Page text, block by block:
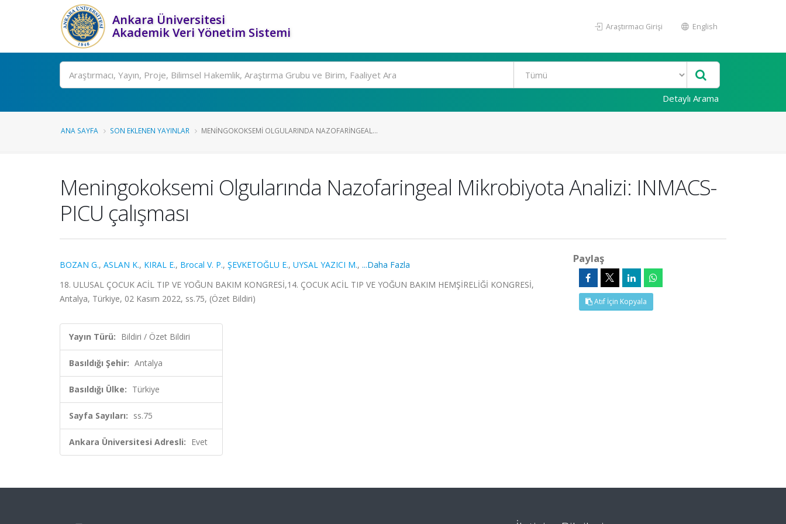
Ankara Üniversitesi
Akademik Veri Yönetim Sistemi
Araştırmacı Girişi English
Ara
Detaylı Arama
ANA SAYFA SON EKLENEN YAYINLAR MENINGOKOKSEMI OLGULARINDA NAZOFARINGEAL...
Meningokoksemi Olgularında Nazofaringeal Mikrobiyota Analizi: INMACS-
PICU çalışması
BOZAN G., ASLAN K., KIRAL E., Brocal V. P., ŞEVKETOĞLU E., UYSAL YAZICI M., ...Daha Fazla
18. ULUSAL ÇOCUK ACİL TIP VE YOĞUN BAKIM KONGRESİ,14. ÇOCUK ACİL TIP VE YOĞUN BAKIM HEMŞİRELİĞİ KONGRESİ,
Antalya, Türkiye, 02 Kasım 2022, ss.75, (Özet Bildiri)
Yayın Türü: Bildiri / Özet Bildiri
Basıldığı Şehir: Antalya
Basıldığı Ülke: Türkiye
Sayfa Sayıları: ss.75
Ankara Üniversitesi Adresli: Evet
Paylaş
Atıf İçin Kopyala